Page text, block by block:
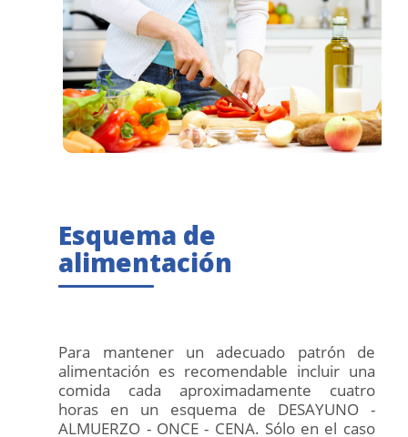
Esquema de
alimentación
Para mantener un adecuado patrón de
alimentación es recomendable incluir una
comida cada aproximadamente cuatro
horas en un esquema de DESAYUNO -
ALMUERZO - ONCE - CENA. Sólo en el caso